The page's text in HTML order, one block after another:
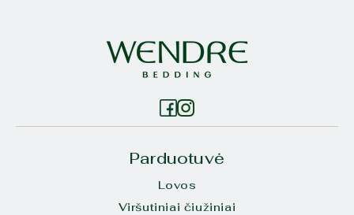
Parduotuvė
Lovos
Viršutiniai čiužiniai